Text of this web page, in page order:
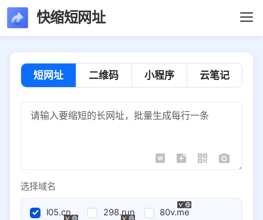
快缩短网址
短网址 二维码 小程序 云笔记
选择域名
l05.cn 298.run
80v.me